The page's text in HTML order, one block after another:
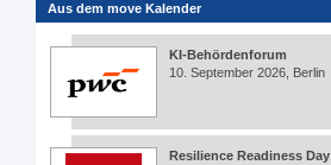
Aus dem move Kalender
KI-Behördenforum
10. September 2026, Berlin
Resilience Readiness Day